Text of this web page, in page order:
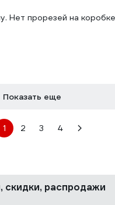
Нет прорезей на коробке
Показать еще
1 2 3 4
скидки, распродажи